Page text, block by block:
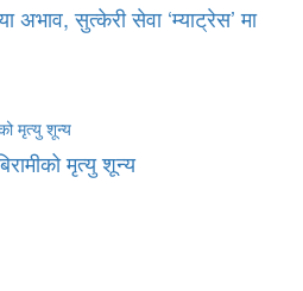
अभाव, सुत्केरी सेवा ‘म्याट्रेस’ मा
मृत्यु शून्य